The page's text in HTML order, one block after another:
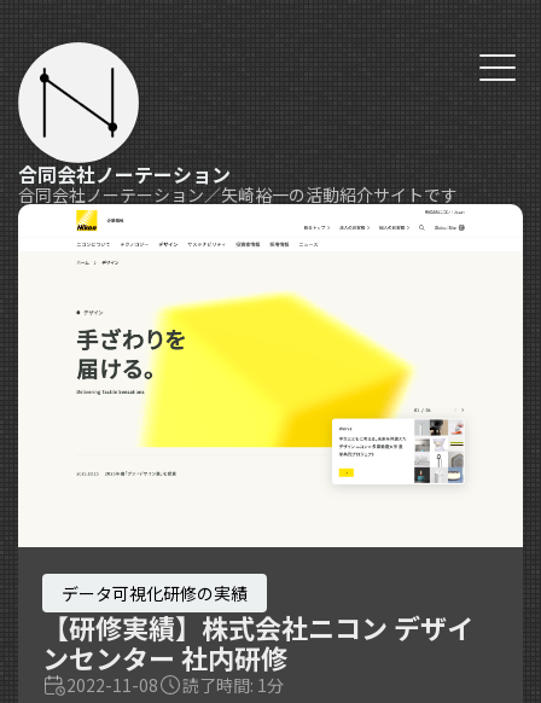
合同会社ノーテーション
合同会社ノーテーション／矢崎裕一の活動紹介サイトです
データ可視化研修の実績
【研修実績】株式会社ニコン デザイ
ンセンター 社内研修
2022-11-08 読了時間: 1分